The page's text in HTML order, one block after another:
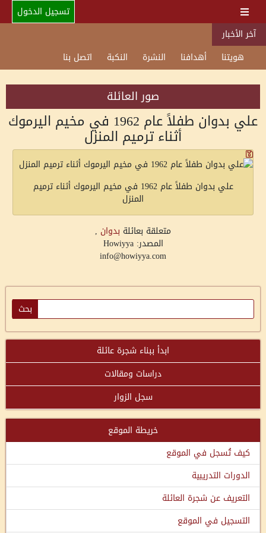
تسجيل الدخول
آخر الأخبار
هويتنا
أهدافنا النشرة النكبة اتصل بنا
صور العائلة
علي بدوان طفلاً عام 1962 في مخيم اليرموك
أثناء ترميم المنزل
علي بدوان طفلاً عام 1962 في مخيم اليرموك أثناء ترميم
المنزل
متعلقة بعائلة بدوان ,
المصدر: Howiyya
info@howiyya.com
ابدأ ببناء شجرة عائلة
دراسات ومقالات
سجل الزوار
خريطة الموقع
كيف تُسجل في الموقع
الدورات التدريبية
التعريف عن شجرة العائلة
التسجيل في الموقع